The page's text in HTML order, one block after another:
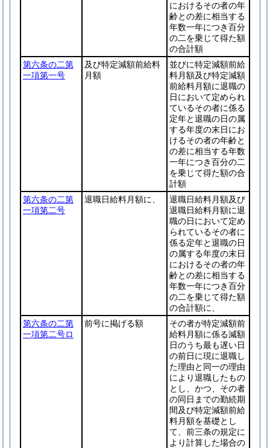
におけるその者の年
齢との差に相当する
年数一年につき百分
の二を乗じて得た額
の合計額
第六条の二第
一項第一号
及び特定減額前給料
月額
並びに特定減額前給
料月額及び特定減額
前給料月額に退職の
日において定められ
ているその者に係る
定年と退職の日の属
する年度の末日にお
けるその者の年齢と
の差に相当する年数
一年につき百分の二
を乗じて得た額の合
計額
第六条の二第
一項第二号
退職日給料月額に、
退職日給料月額及び
退職日給料月額に退
職の日において定め
られているその者に
係る定年と退職の日
の属する年度の末日
におけるその者の年
齢との差に相当する
年数一年につき百分
の二を乗じて得た額
の合計額に、
第六条の二第
一項第二号ロ
前号に掲げる額
その者が特定減額前
給料月額に係る減額
日のうち最も遅い日
の前日に現に退職し
た理由と同一の理由
により退職したもの
とし、かつ、その者
の同日までの勤続期
間及び特定減額前給
料月額を基礎とし
て、前三条の規定に
より計算した場合の